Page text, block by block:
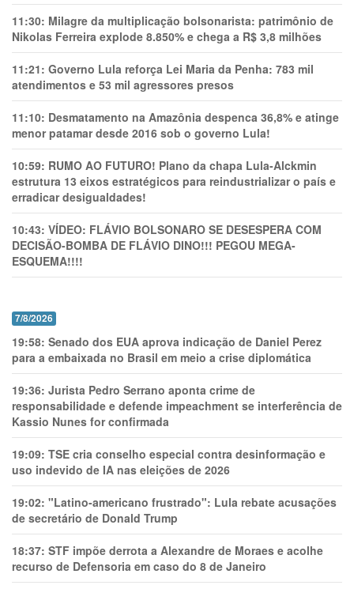
11:30: Milagre da multiplicação bolsonarista: patrimônio de
Nikolas Ferreira explode 8.850% e chega a R$ 3,8 milhões
11:21: Governo Lula reforça Lei Maria da Penha: 783 mil
atendimentos e 53 mil agressores presos
11:10: Desmatamento na Amazônia despenca 36,8% e atinge
menor patamar desde 2016 sob o governo Lula!
10:59: RUMO AO FUTURO! Plano da chapa Lula-Alckmin
estrutura 13 eixos estratégicos para reindustrializar o país e
erradicar desigualdades!
10:43: VÍDEO: FLÁVIO BOLSONARO SE DESESPERA COM
DECISÃO-BOMBA DE FLÁVIO DINO!!! PEGOU MEGA-
ESQUEMA!!!!
7/8/2026
19:58: Senado dos EUA aprova indicação de Daniel Perez
para a embaixada no Brasil em meio a crise diplomática
19:36: Jurista Pedro Serrano aponta crime de
responsabilidade e defende impeachment se interferência de
Kassio Nunes for confirmada
19:09: TSE cria conselho especial contra desinformação e
uso indevido de IA nas eleições de 2026
19:02: "Latino-americano frustrado": Lula rebate acusações
de secretário de Donald Trump
18:37: STF impõe derrota a Alexandre de Moraes e acolhe
recurso de Defensoria em caso do 8 de Janeiro